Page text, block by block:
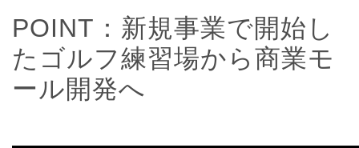
POINT：新規事業で開始し
たゴルフ練習場から商業モ
ール開発へ